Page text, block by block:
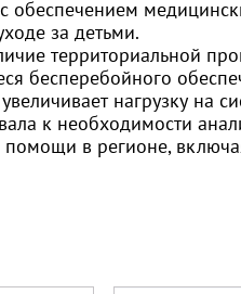
обеспечением
за детьми.
территориальной
бесперебойного
нагрузку на
к необходимости
в регионе,